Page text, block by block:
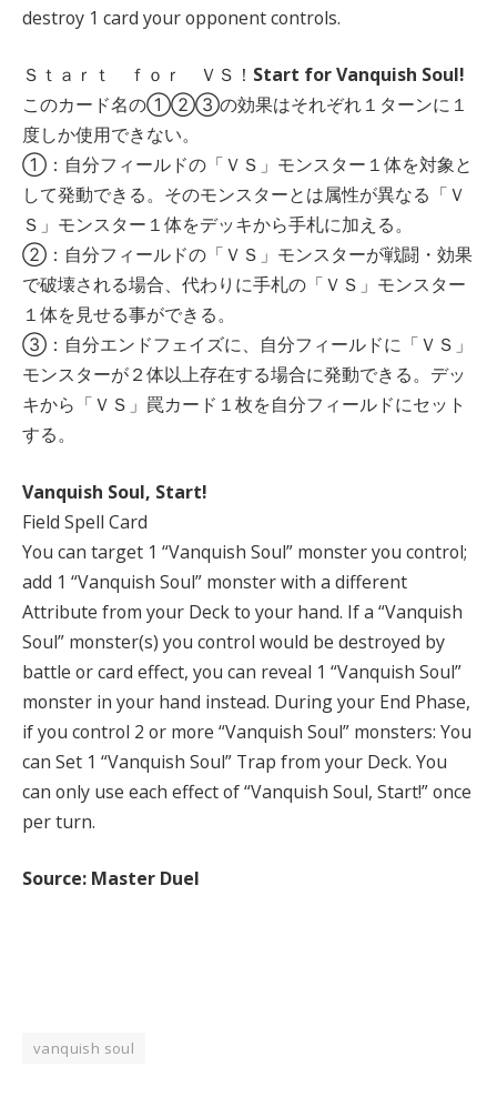
destroy 1 card your opponent controls.
Ｓｔａｒｔ ｆｏｒ ＶＳ！ Start for Vanquish Soul!
このカード名の①②③の効果はそれぞれ１ターンに１
度しか使用できない。
①：自分フィールドの「ＶＳ」モンスター１体を対象と
して発動できる。そのモンスターとは属性が異なる「Ｖ
Ｓ」モンスター１体をデッキから手札に加える。
②：自分フィールドの「ＶＳ」モンスターが戦闘・効果
で破壊される場合、代わりに手札の「ＶＳ」モンスター
１体を見せる事ができる。
③：自分エンドフェイズに、自分フィールドに「ＶＳ」
モンスターが２体以上存在する場合に発動できる。デッ
キから「ＶＳ」罠カード１枚を自分フィールドにセット
する。
Vanquish Soul, Start!
Field Spell Card
You can target 1 “Vanquish Soul” monster you control;
add 1 “Vanquish Soul” monster with a different
Attribute from your Deck to your hand. If a “Vanquish
Soul” monster(s) you control would be destroyed by
battle or card effect, you can reveal 1 “Vanquish Soul”
monster in your hand instead. During your End Phase,
if you control 2 or more “Vanquish Soul” monsters: You
can Set 1 “Vanquish Soul” Trap from your Deck. You
can only use each effect of “Vanquish Soul, Start!” once
per turn.
Source: Master Duel
vanquish soul